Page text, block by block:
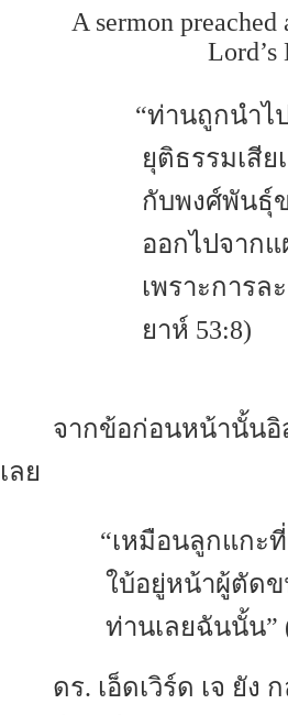
A sermon
“ท่านถูกนำไ
ยุติธรรมเสีย
กับพงศ์พันธุ์
ออกไปจา
เพราะการ
ยาห์ 53:8)
จากข้อก่อนหน้านั้นอิ
เลย
“เหมือนลูกแกะ
ใบ้อยู่หน้าผู้ตัด
ท่านเลยฉันนั้น”
ดร. เอ็ดเวิร์ด เจ ยัง